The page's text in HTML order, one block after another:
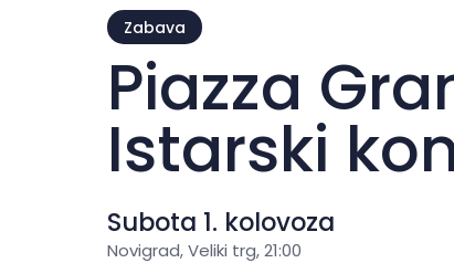
Zabava
Piazza
Istarski
Subota 1. kolovoza
Novigrad, Veliki trg, 21:00